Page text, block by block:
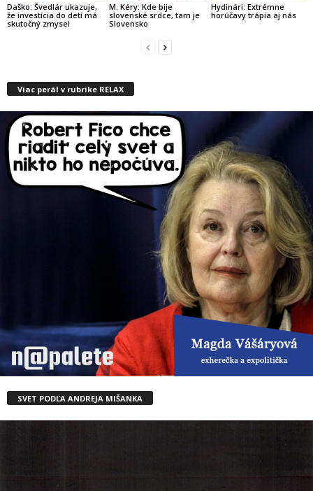
Daško: Švedlár ukazuje,
že investícia do detí má
skutočný zmysel
M. Kéry: Kde bije
slovenské srdce, tam je
Slovensko
Hydinári: Extrémne
horúčavy trápia aj nás
Viac perál v rubrike RELAX
SVET PODĽA ANDREJA MIŠANKA